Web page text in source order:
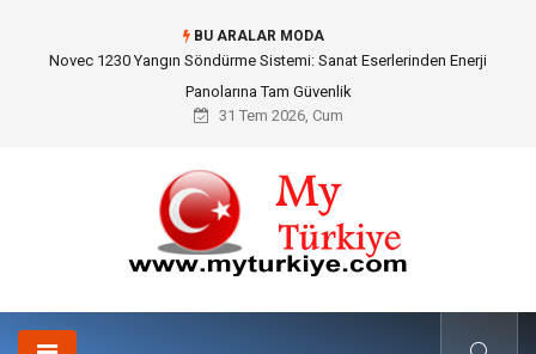
BU ARALAR MODA
Skoda Yedek Parça Seçiminde Teknik Uyumluluk ve Sürüş Konforu
31 Tem 2026, Cum